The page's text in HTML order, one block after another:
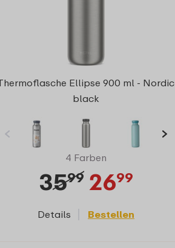
Ellipse 900 ml - Nordic
black
4 Farben
3599 2699
Details Bestellen